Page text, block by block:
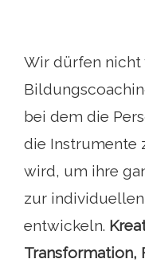
Wir dürfen nicht
bei dem die
die Instrumente
wird, um ihre
zur
entwickeln.
Transformation,